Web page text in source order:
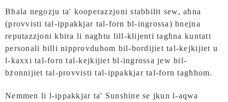
Bħala negozju ta' kooperazzjoni stabbilit sew, aħna
(provvisti tal-ippakkjar tal-forn bl-ingrossa) bnejna
reputazzjoni kbira li nagħtu lill-klijenti tagħna kuntatt
personali billi nipprovduhom bil-bordijiet tal-kejkijiet u
l-kaxxi tal-forn tal-kejkijiet bl-ingrossa jew bil-
bżonnijiet tal-provvisti tal-ippakkjar tal-forn tagħhom.
Nemmen li l-ippakkjar ta' Sunshine se jkun l-aqwa